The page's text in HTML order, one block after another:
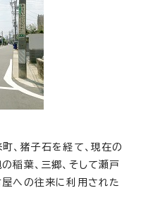
、猪子石を経て、現在の
稲葉、三郷、そして瀬戸
への往来に利用された